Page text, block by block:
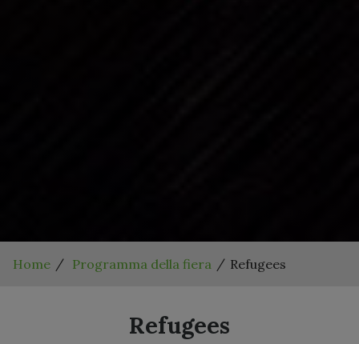
Home Programma della fiera Refugees
Refugees